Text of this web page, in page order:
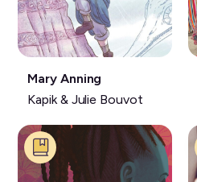
Livre:
Mary Anning
Kapik & Julie Bouvot